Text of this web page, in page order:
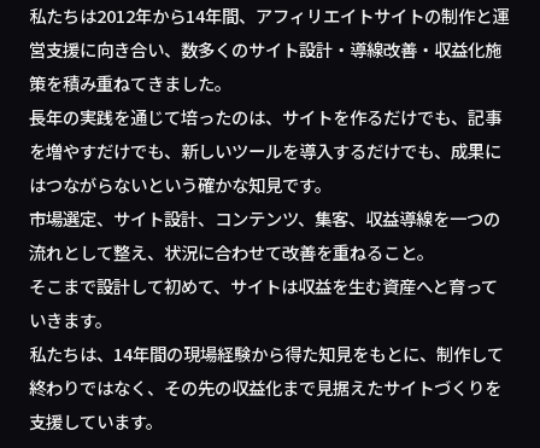
私たちは2012年から14年間、アフィリエイトサイトの制作と運
営支援に向き合い、数多くのサイト設計・導線改善・収益化施
策を積み重ねてきました。
長年の実践を通じて培ったのは、サイトを作るだけでも、記事
を増やすだけでも、新しいツールを導入するだけでも、成果に
はつながらないという確かな知見です。
市場選定、サイト設計、コンテンツ、集客、収益導線を一つの
流れとして整え、状況に合わせて改善を重ねること。
そこまで設計して初めて、サイトは収益を生む資産へと育って
いきます。
私たちは、14年間の現場経験から得た知見をもとに、制作して
終わりではなく、その先の収益化まで見据えたサイトづくりを
支援しています。